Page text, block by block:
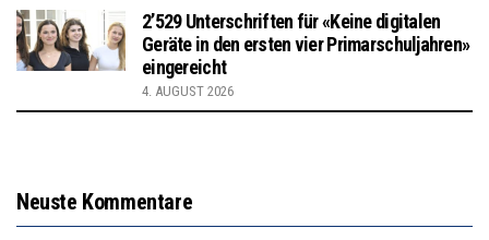
2’529 Unterschriften für «Keine digitalen
Geräte in den ersten vier Primarschuljahren»
eingereicht
4. AUGUST 2026
Neuste Kommentare